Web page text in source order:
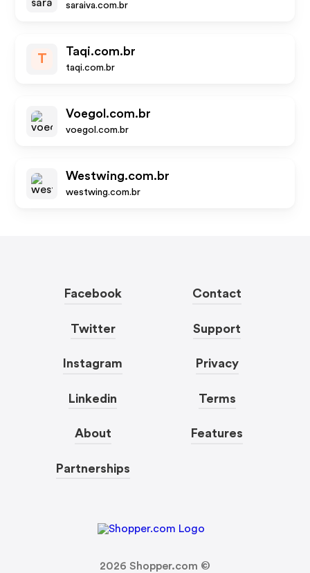
saraiva.com.br
T
Taqi.com.br
taqi.com.br
Voegol.com.br
voegol.com.br
Westwing.com.br
westwing.com.br
Facebook
Twitter
Instagram
Linkedin
About
Partnerships
Contact
Support
Privacy
Terms
Features
2026 Shopper.com ©